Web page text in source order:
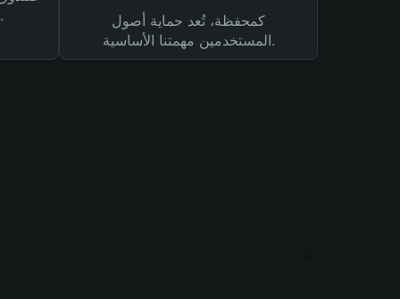
لحماية أصولك ومعاملاتك.
كمحفظة، تُعد حماية أصول
المستخدمين مهمتنا الأساسية.